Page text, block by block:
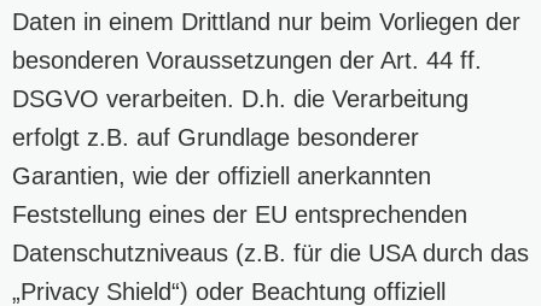
Daten in einem Drittland nur beim Vorliegen der
besonderen Voraussetzungen der Art. 44 ff.
DSGVO verarbeiten. D.h. die Verarbeitung
erfolgt z.B. auf Grundlage besonderer
Garantien, wie der offiziell anerkannten
Feststellung eines der EU entsprechenden
Datenschutzniveaus (z.B. für die USA durch das
„Privacy Shield“) oder Beachtung offiziell